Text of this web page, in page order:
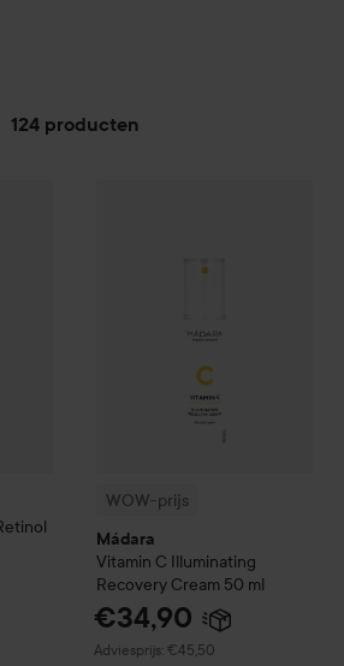
124 producten
WOW-prijs
Mádara
Vitamin C Illuminating
Recovery Cream 50 ml
€34,90
Adviesprijs: €45,50
Aanbevolen prijs €45,50